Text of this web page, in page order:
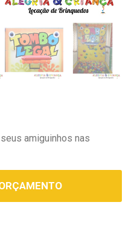
amiguinhos nas